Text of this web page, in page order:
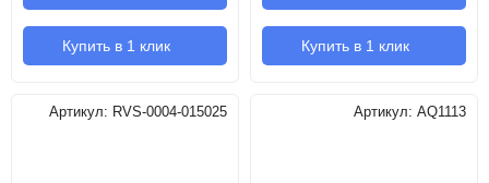
Купить в 1 клик Купить в 1 клик
Артикул: RVS-0004-015025 Артикул: AQ1113